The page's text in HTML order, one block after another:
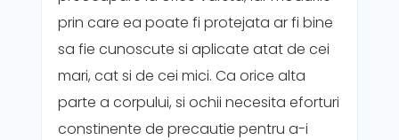
prin care ea poate fi protejata ar fi bine
sa fie cunoscute si aplicate atat de cei
mari, cat si de cei mici. Ca orice alta
parte a corpului, si ochii necesita eforturi
constinente de precautie pentru a-i